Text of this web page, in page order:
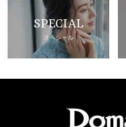
SPECIAL
スペシャル